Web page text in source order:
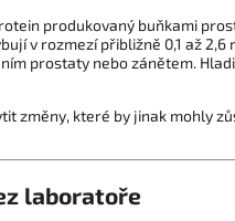
produkovaný buňkami
v rozmezí přibližně 0,1 až
prostaty nebo zánětem.
změny, které by jinak mohly
laboratoře